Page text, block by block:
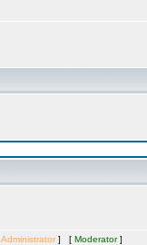
Administrator ] [ Moderator]